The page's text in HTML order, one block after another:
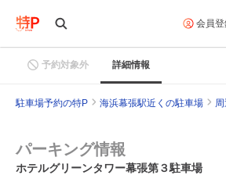
会員
予約対象外 詳細情報
駐車場予約の特P 海浜幕張駅近くの駐車場
パーキング情報
ホテルグリーンタワー幕張第３駐車場